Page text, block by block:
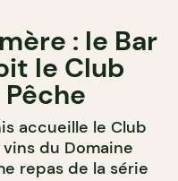
: le Bar
le Club
accueille le Club
du Domaine
repas de la série